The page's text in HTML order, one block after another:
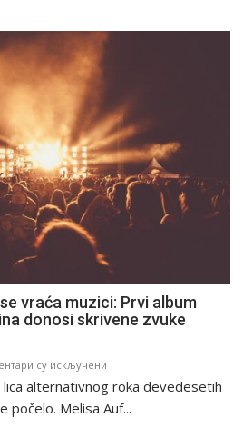
vraća muzici: Prvi album
donosi skrivene zvuke
су искључени
Melisa
Auf
alternativnog roka devedesetih
počelo. Melisa Auf...